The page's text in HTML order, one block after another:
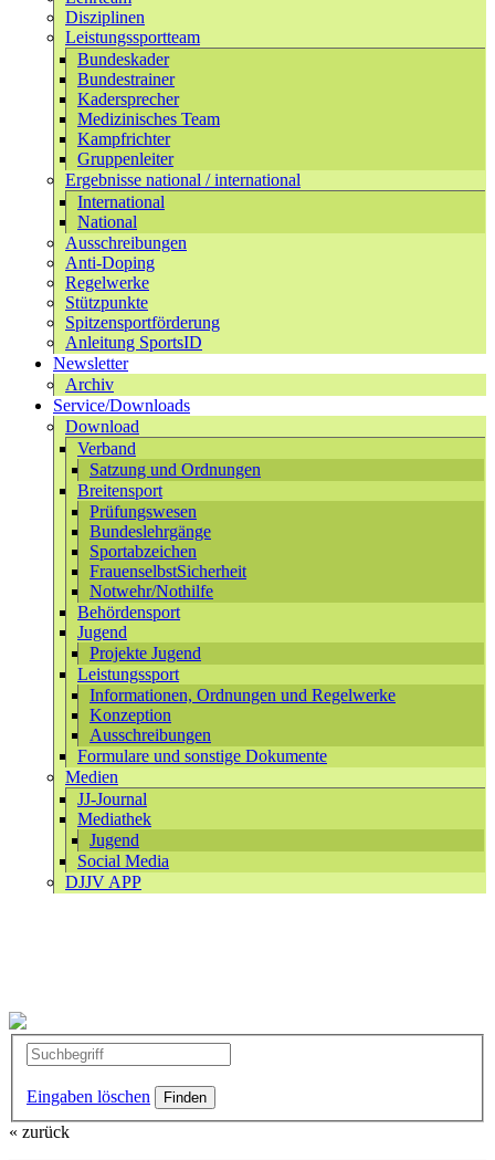
Disziplinen
Leistungssportteam
Bundeskader
Bundestrainer
Kadersprecher
Medizinisches Team
Kampfrichter
Gruppenleiter
Ergebnisse national / international
International
National
Ausschreibungen
Anti-Doping
Regelwerke
Stützpunkte
Spitzensportförderung
Anleitung SportsID
Newsletter
Archiv
Service/Downloads
Download
Verband
Satzung und Ordnungen
Breitensport
Prüfungswesen
Bundeslehrgänge
Sportabzeichen
FrauenselbstSicherheit
Notwehr/Nothilfe
Behördensport
Jugend
Projekte Jugend
Leistungssport
Informationen, Ordnungen und Regelwerke
Konzeption
Ausschreibungen
Formulare und sonstige Dokumente
Medien
JJ-Journal
Mediathek
Jugend
Social Media
DJJV APP
Eingaben löschen
« zurück